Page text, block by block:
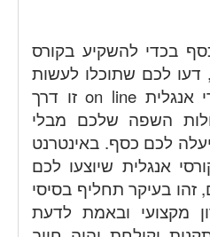
בכדי להשקיע בקורס
דעו לכם שתוכלו לעשות
זאת גם בחינם. לימודי אנגלית on line זו דרך
השפה שלכם מבלי
לכם כסף. באינטרנט
אנגלית שיוצעו לכם
זהו בעיקר תחליף בסיסי
מקצועי ובאמת לדעת